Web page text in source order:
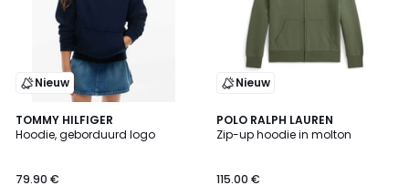
Nieuw
TOMMY HILFIGER
Hoodie, geborduurd logo
79.90 €
2
Kleuren
Nieuw
POLO RALPH LAUREN
Zip-up hoodie in molton
115.00 €